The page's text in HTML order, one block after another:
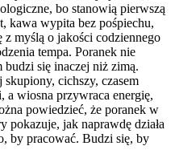
bo stanowią pierwszą
kawa wypita bez pośpiechu,
z myślą o jakości codziennego
tempa. Poranek nie
się inaczej niż zimą.
cichszy, czasem
a wiosna przywraca energię,
powiedzieć, że poranek w
pokazuje, jak naprawdę działa
by pracować. Budzi się, by